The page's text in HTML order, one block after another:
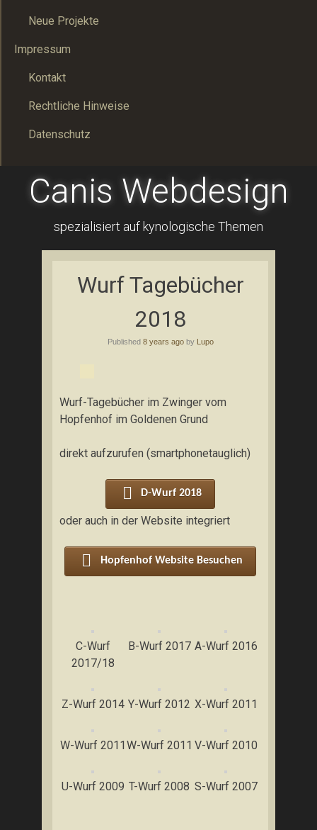
Neue Projekte
Impressum
Kontakt
Rechtliche Hinweise
Datenschutz
Canis Webdesign
spezialisiert auf kynologische Themen
Wurf Tagebücher
2018
Published 8 years agoby Lupo
Wurf-Tagebücher im Zwinger vom
Hopfenhof im Goldenen Grund
direkt aufzurufen (smartphonetauglich)
D-Wurf 2018
oder auch in der Website integriert
Hopfenhof Website Besuchen
C-Wurf
2017/18
B-Wurf 2017 A-Wurf 2016
Z-Wurf 2014 Y-Wurf 2012 X-Wurf 2011
W-Wurf 2011 W-Wurf 2011 V-Wurf 2010
U-Wurf 2009 T-Wurf 2008 S-Wurf 2007